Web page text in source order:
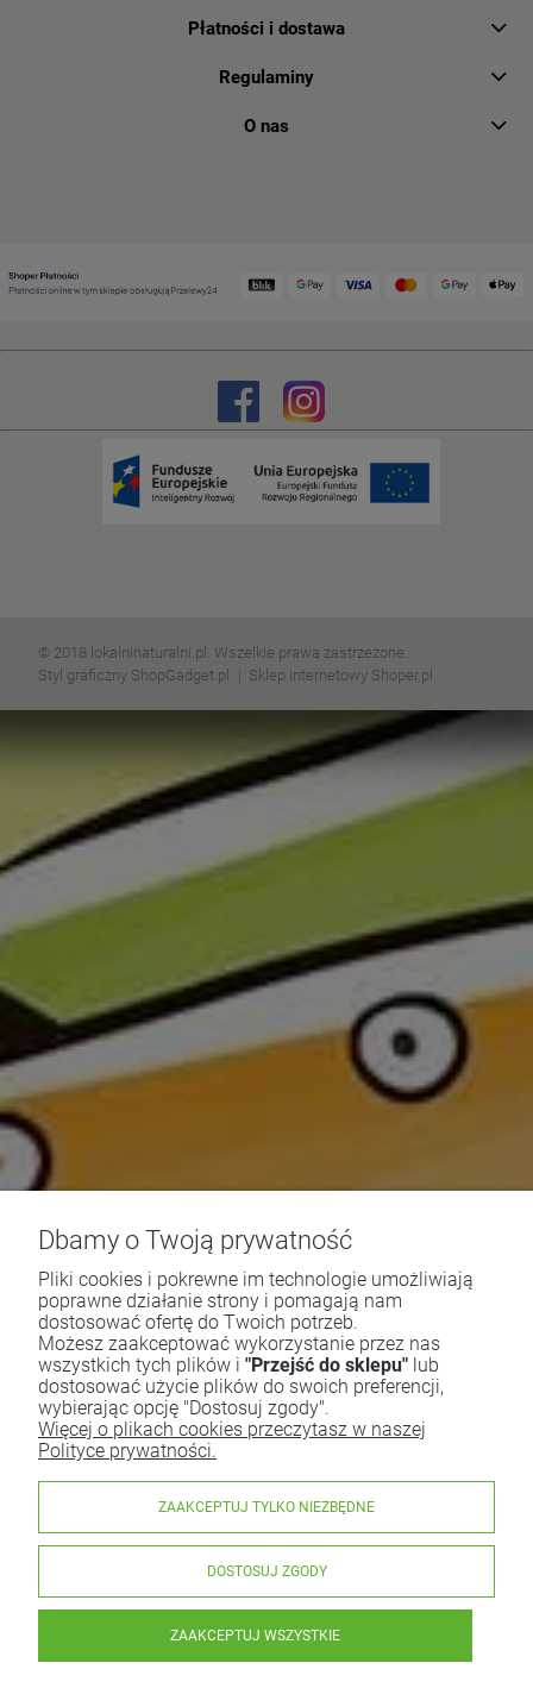
Płatności i dostawa
Regulaminy
O nas
© 2018 lokalninaturalni.pl. Wszelkie prawa zastrzeżone.
Styl graficzny ShopGadget.pl
Sklep internetowy Shoper.pl
Dbamy o Twoją prywatność
Pliki cookies i pokrewne im technologie umożliwiają
poprawne działanie strony i pomagają nam
dostosować ofertę do Twoich potrzeb.
Możesz zaakceptować wykorzystanie przez nas
wszystkich tych plików i "Przejść do sklepu" lub
dostosować użycie plików do swoich preferencji,
wybierając opcję "Dostosuj zgody".
Więcej o plikach cookies przeczytasz w naszej
Polityce prywatności.
ZAAKCEPTUJ TYLKO NIEZBĘDNE
DOSTOSUJ ZGODY
ZAAKCEPTUJ WSZYSTKIE